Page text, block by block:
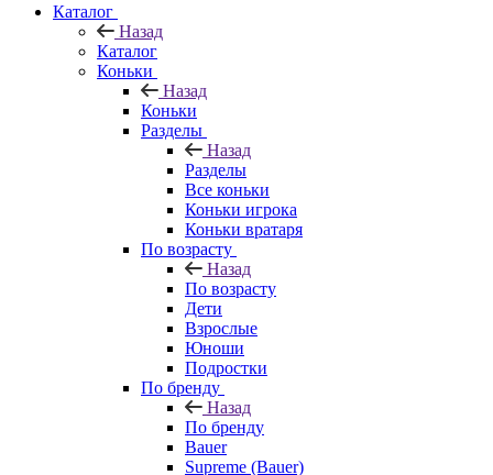
Каталог
Назад
Каталог
Коньки
Назад
Коньки
Разделы
Назад
Разделы
Все коньки
Коньки игрока
Коньки вратаря
По возрасту
Назад
По возрасту
Дети
Взрослые
Юноши
Подростки
По бренду
Назад
По бренду
Bauer
Supreme (Bauer)